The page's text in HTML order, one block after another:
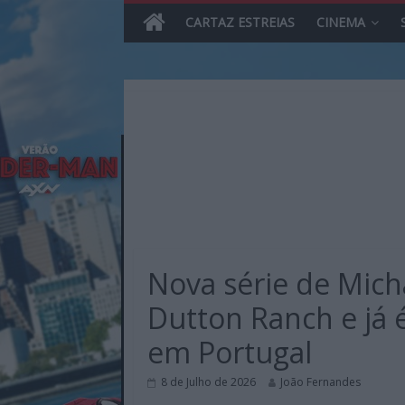
content
Reviews
Previews
sobre
CARTAZ ESTREIAS CINEMA
Nova série de
Dutton Ranch e já
em Portugal
8 de Julho de 2026 João Fernandes